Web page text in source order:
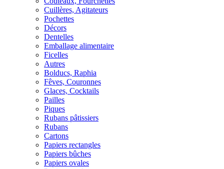
Cuillères, Agitateurs
Pochettes
Décors
Dentelles
Emballage alimentaire
Ficelles
Autres
Bolducs, Raphia
Fêves, Couronnes
Glaces, Cocktails
Pailles
Piques
Rubans pâtissiers
Rubans
Cartons
Papiers rectangles
Papiers bûches
Papiers ovales